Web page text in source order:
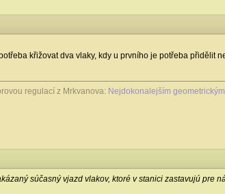
křižovat dva vlaky, kdy u prvního je potřeba přidělit
regulací z Mrkvanova: Nejdokonalejším
súčasný vjazd vlakov, ktoré v stanici zastavujú pre